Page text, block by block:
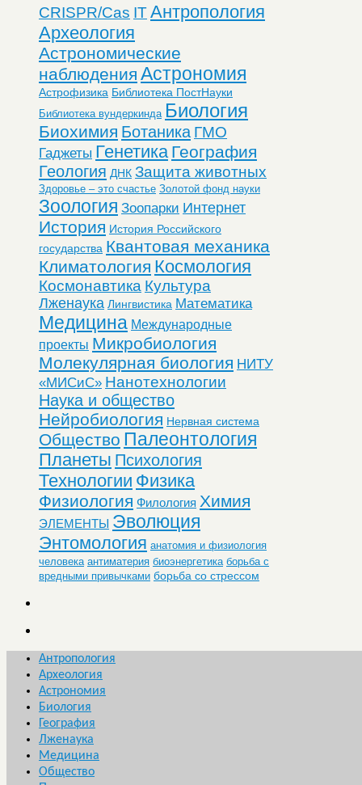
CRISPR/Cas ITАнтропология
Археология
Астрономические
наблюдения Астрономия
Астрофизика Библиотека ПостНауки
Библиотека вундеркинда Биология
Биохимия Ботаника ГМО
Гаджеты Генетика География
Геология ДНК Защита животных
Здоровье – это счастье Золотой фонд науки
Зоология Зоопарки Интернет
История История Российского
государства Квантовая механика
Климатология Космология
Космонавтика Культура
Лженаука Лингвистика Математика
Медицина Международные
проекты Микробиология
Молекулярная биология НИТУ
«МИСиС» Нанотехнологии
Наука и общество
Нейробиология Нервная система
Общество Палеонтология
Планеты Психология
Технологии Физика
Физиология Филология Химия
ЭЛЕМЕНТЫ Эволюция
Энтомология анатомия и физиология
человека антиматерия биоэнергетика борьба с
вредными привычками борьба со стрессом
Антропология
Археология
Астрономия
Биология
География
Лженаука
Медицина
Общество